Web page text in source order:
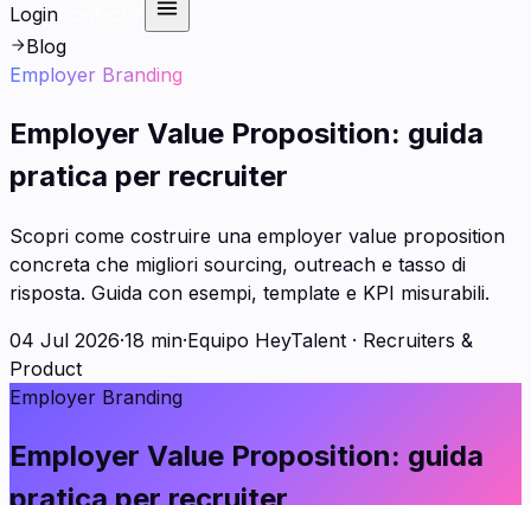
Login
Blog
Employer Branding
Employer Value Proposition: guida
pratica per recruiter
Scopri come costruire una employer value proposition
concreta che migliori sourcing, outreach e tasso di
risposta. Guida con esempi, template e KPI misurabili.
04 Jul 2026·18 min·Equipo HeyTalent · Recruiters &
Product
Employer Branding
Employer Value Proposition: guida